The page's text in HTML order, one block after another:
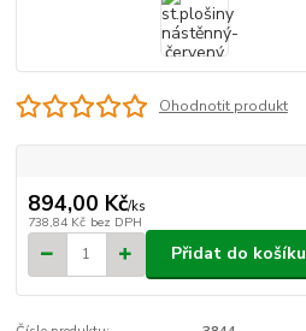
Ohodnotit produkt
894,00 Kč/ks
738,84 Kč bez DPH
Přidat do košíku